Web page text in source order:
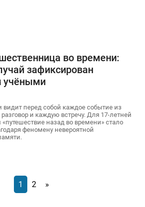
во времени:
зафиксирован
учёными
видит перед собой каждое событие из
и каждую встречу. Для 17-летней
назад во времени» стало
феномену невероятной
1 2 »